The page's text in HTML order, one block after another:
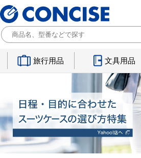
旅行用品 文具用品